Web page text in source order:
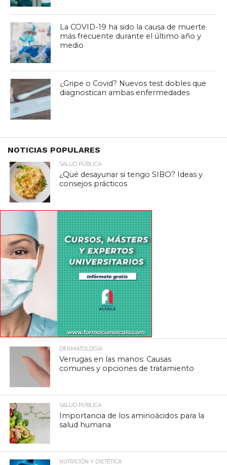
La COVID-19 ha sido la causa de muerte
más frecuente durante el último año y
medio
¿Gripe o Covid? Nuevos test dobles que
diagnostican ambas enfermedades
NOTICIAS POPULARES
SALUD PÚBLICA
¿Qué desayunar si tengo SIBO? Ideas y
consejos prácticos
DERMATOLOGÍA
Verrugas en las manos: Causas
comunes y opciones de tratamiento
SALUD PÚBLICA
Importancia de los aminoácidos para la
salud humana
NUTRICIÓN Y DIETÉTICA